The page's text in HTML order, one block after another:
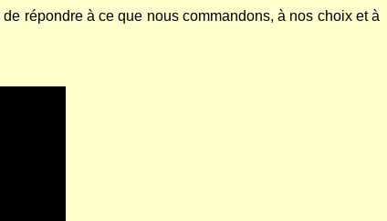
répondre à ce que nous commandons, à nos choix et à